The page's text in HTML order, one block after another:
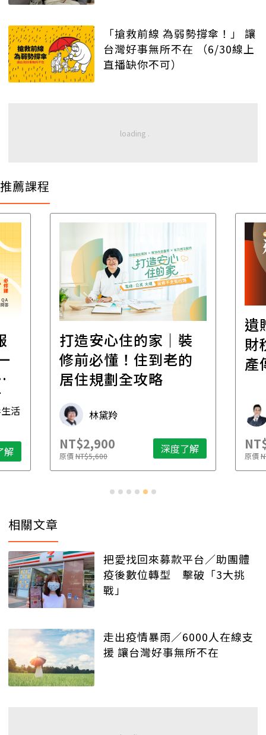
「搶救前線 為弱勢撐傘！」 讓
台灣好事無所不在 （6/30線上
直播缺你不可）
推薦課程
活
解
打造安心住的家｜裝
修前必懂！住到老的
居住規劃全攻略
林黛羚
NT$2,900
原價NT$5,600 深度了解
遺
財
產
原價
相關文章
把愛找回來募款平台／助團體
疫後數位轉型 擊破「3大挑
戰」
走出疫情暴雨／6000人在線支
援 讓台灣好事無所不在